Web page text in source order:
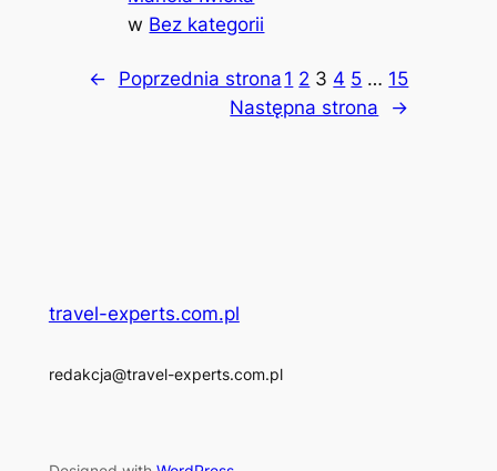
w Bez kategorii
← Poprzednia strona 1 2 3 4 5 … 15
Następna strona
→
travel-experts.com.pl
redakcja@travel-experts.com.pl